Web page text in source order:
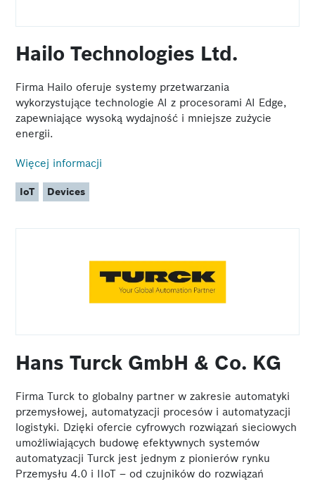
Hailo Technologies Ltd.
Firma Hailo oferuje systemy przetwarzania
wykorzystujące technologie AI z procesorami AI Edge,
zapewniające wysoką wydajność i mniejsze zużycie
energii.
Więcej informacji
IoT Devices
Hans Turck GmbH & Co. KG
Firma Turck to globalny partner w zakresie automatyki
przemysłowej, automatyzacji procesów i automatyzacji
logistyki. Dzięki ofercie cyfrowych rozwiązań sieciowych
umożliwiających budowę efektywnych systemów
automatyzacji Turck jest jednym z pionierów rynku
Przemysłu 4.0 i IIoT – od czujników do rozwiązań